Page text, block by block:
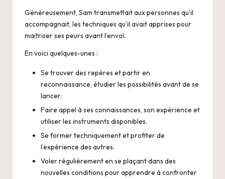
Généreusement, Sam transmettait aux personnes qu’il
accompagnait, les techniques qu’il avait apprises pour
maitriser ses peurs avant l’envol.
En voici quelques-unes :
Se trouver des repères et partir en
reconnaissance, étudier les possibilités avant de se
lancer.
Faire appel à ses connaissances, son expérience et
utiliser les instruments disponibles.
Se former techniquement et profiter de
l’expérience des autres.
Voler régulièrement en se plaçant dans des
nouvelles conditions pour apprendre à confronter